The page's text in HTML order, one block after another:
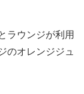
ラウンジが利用
のオレンジジュ